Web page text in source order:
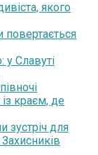
якого
повертається
Славуті
краєм, де
зустріч для